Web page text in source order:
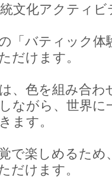
文化アクティビ
「バティック体
だけます。
、色を組み合わ
ながら、世界
ます。
で楽しめるため
だけます。